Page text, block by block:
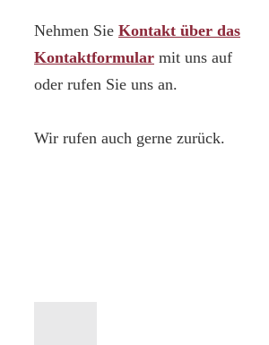
Nehmen Sie Kontakt über das
Kontaktformular mit uns auf
oder rufen Sie uns an.
Wir rufen auch gerne zurück.